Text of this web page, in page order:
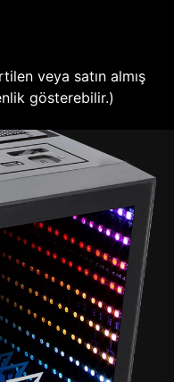
veya satın almış
gösterebilir.)